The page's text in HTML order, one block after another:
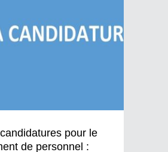
pour le
de personnel :